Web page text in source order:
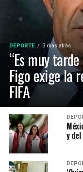
DEPORTE 3 días atrás
“Es muy
Figo exige la
FIFA
y